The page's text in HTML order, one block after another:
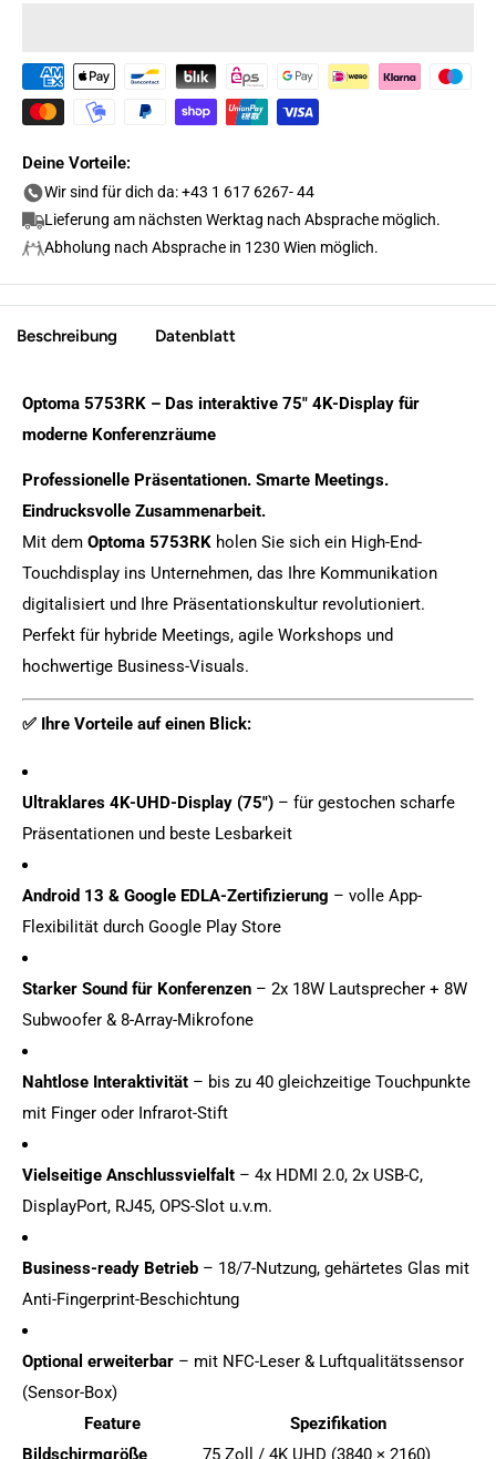
Deine Vorteile:
Wir sind für dich da: +43 1 617 6267- 44
Lieferung am nächsten Werktag nach Absprache möglich.
Abholung nach Absprache in 1230 Wien möglich.
Beschreibung Datenblatt
Optoma 5753RK – Das interaktive 75" 4K-Display für
moderne Konferenzräume
Professionelle Präsentationen. Smarte Meetings.
Eindrucksvolle Zusammenarbeit.
Mit dem Optoma 5753RK holen Sie sich ein High-End-
Touchdisplay ins Unternehmen, das Ihre Kommunikation
digitalisiert und Ihre Präsentationskultur revolutioniert.
Perfekt für hybride Meetings, agile Workshops und
hochwertige Business-Visuals.
✅ Ihre Vorteile auf einen Blick:
Ultraklares 4K-UHD-Display (75") – für gestochen scharfe
Präsentationen und beste Lesbarkeit
Android 13 & Google EDLA-Zertifizierung – volle App-
Flexibilität durch Google Play Store
Starker Sound für Konferenzen – 2x 18W Lautsprecher + 8W
Subwoofer & 8-Array-Mikrofone
Nahtlose Interaktivität – bis zu 40 gleichzeitige Touchpunkte
mit Finger oder Infrarot-Stift
Vielseitige Anschlussvielfalt – 4x HDMI 2.0, 2x USB-C,
DisplayPort, RJ45, OPS-Slot u.v.m.
Business-ready Betrieb – 18/7-Nutzung, gehärtetes Glas mit
Anti-Fingerprint-Beschichtung
Optional erweiterbar – mit NFC-Leser & Luftqualitätssensor
(Sensor-Box)
Feature
Spezifikation
Bildschirmgröße
75 Zoll / 4K UHD (3840 × 2160)